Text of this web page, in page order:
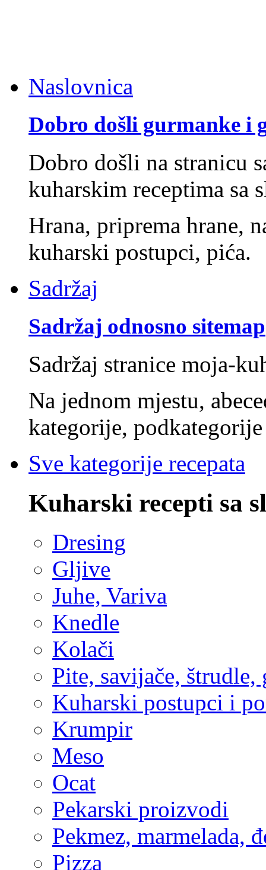
Naslovnica
Dobro došli gurmanke i
Dobro došli na stranicu
kuharskim receptima sa
Hrana, priprema hrane,
kuharski postupci, pića.
Sadržaj
Sadržaj odnosno sitemap
Sadržaj stranice moja-
Na jednom mjestu,
kategorije,
Sve kategorije recepata
Kuharski recepti sa
Dresing
Gljive
Juhe, Variva
Knedle
Kolači
Pite, savijače, štrudle,
Kuharski postupci i
Krumpir
Meso
Ocat
Pekarski proizvodi
Pekmez, marmelada,
Pizza